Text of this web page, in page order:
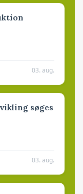
03. aug.
søges
03. aug.